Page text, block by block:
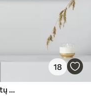
18
Abstraktus miesto peizažas su pastatų atspindžiais vandenyje, sukurtas neutraliais tonais su šiltų atspalvių akcentais